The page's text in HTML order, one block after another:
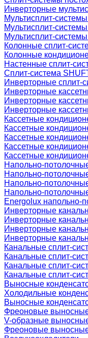
Инверторные
Мультисплит-
Мультисплит-
Мультисплит-
Колонные сплит-
Колонные
Настенные cплит-
Сплит-система
Инверторные сплит-
Инверторные
Инверторные
Инверторные
Кассетные
Кассетные
Кассетные
Кассетные
Кассетные
Напольно-
Напольно-
Напольно-
Напольно-
Energolux напольно-
Инверторные
Инверторные
Инверторные
Инверторные
Канальные сплит-
Канальные сплит-
Канальные сплит-
Канальные сплит-
Выносные
Холодильные
Выносные
Фреоновые
V-образные
Фреоновые